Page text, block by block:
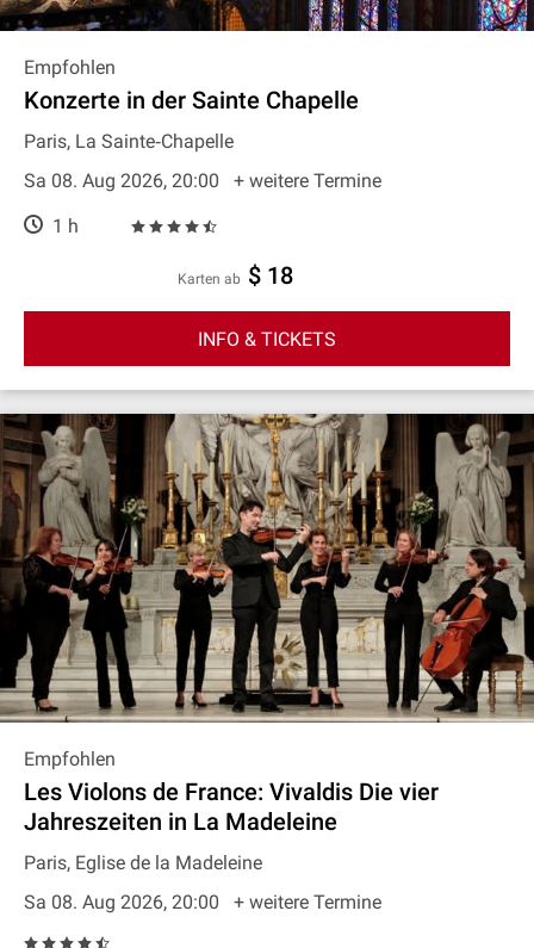
Empfohlen
Konzerte in der Sainte Chapelle
Paris, La Sainte‐Chapelle
Sa 08. Aug 2026, 20:00
+ weitere Termine
1 h
Karten ab $ 18
INFO & TICKETS
Empfohlen
Les Violons de France: Vivaldis Die vier
Jahreszeiten in La Madeleine
Paris, Eglise de la Madeleine
Sa 08. Aug 2026, 20:00
+ weitere Termine